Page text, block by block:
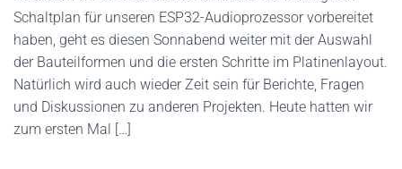
Schaltplan für unseren ESP32-Audioprozessor vorbereitet
haben, geht es diesen Sonnabend weiter mit der Auswahl
der Bauteilformen und die ersten Schritte im Platinenlayout.
Natürlich wird auch wieder Zeit sein für Berichte, Fragen
und Diskussionen zu anderen Projekten. Heute hatten wir
zum ersten Mal […]